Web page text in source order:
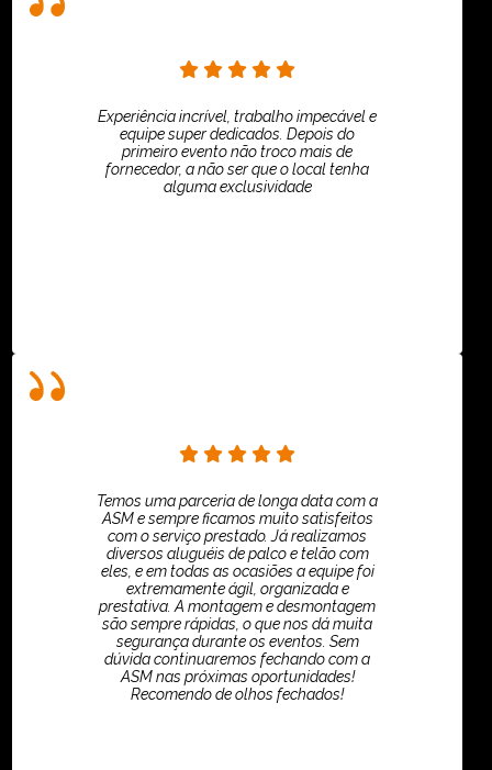
Experiência incrível, trabalho impecável e
equipe super dedicados. Depois do
primeiro evento não troco mais de
fornecedor, a não ser que o local tenha
alguma exclusividade
Temos uma parceria de longa data com a
ASM e sempre ficamos muito satisfeitos
com o serviço prestado. Já realizamos
diversos aluguéis de palco e telão com
eles, e em todas as ocasiões a equipe foi
extremamente ágil, organizada e
prestativa. A montagem e desmontagem
são sempre rápidas, o que nos dá muita
segurança durante os eventos. Sem
dúvida continuaremos fechando com a
ASM nas próximas oportunidades!
Recomendo de olhos fechados!